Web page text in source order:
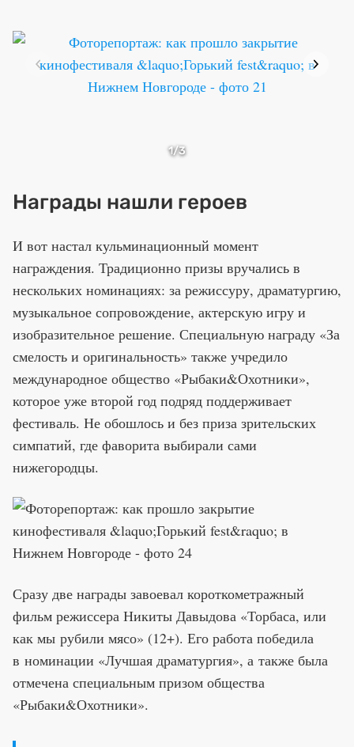
1/3
Награды нашли героев
И вот настал кульминационный момент
награждения. Традиционно призы вручались в
нескольких номинациях: за режиссуру, драматургию,
музыкальное сопровождение, актерскую игру и
изобразительное решение. Специальную награду «За
смелость и оригинальность» также учредило
международное общество «Рыбаки&Охотники»,
которое уже второй год подряд поддерживает
фестиваль. Не обошлось и без приза зрительских
симпатий, где фаворита выбирали сами
нижегородцы.
Сразу две награды завоевал короткометражный
фильм режиссера Никиты Давыдова «Торбаса, или
как мы рубили мясо» (12+). Его работа победила
в номинации «Лучшая драматургия», а также была
отмечена специальным призом общества
«Рыбаки&Охотники».